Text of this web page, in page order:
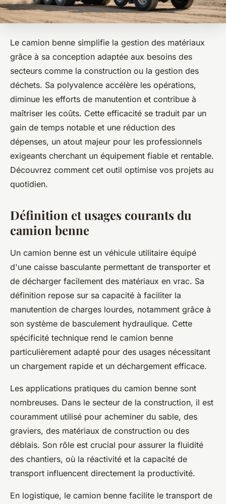
Le camion benne simplifie la gestion des matériaux
grâce à sa conception adaptée aux besoins des
secteurs comme la construction ou la gestion des
déchets. Sa polyvalence accélère les opérations,
diminue les efforts de manutention et contribue à
maîtriser les coûts. Cette efficacité se traduit par un
gain de temps notable et une réduction des
dépenses, un atout majeur pour les professionnels
exigeants cherchant un équipement fiable et rentable.
Découvrez comment cet outil optimise vos projets au
quotidien.
Définition et usages courants du
camion benne
Un camion benne est un véhicule utilitaire équipé
d'une caisse basculante permettant de transporter et
de décharger facilement des matériaux en vrac. Sa
définition repose sur sa capacité à faciliter la
manutention de charges lourdes, notamment grâce à
son système de basculement hydraulique. Cette
spécificité technique rend le camion benne
particulièrement adapté pour des usages nécessitant
un chargement rapide et un déchargement efficace.
Les applications pratiques du camion benne sont
nombreuses. Dans le secteur de la construction, il est
couramment utilisé pour acheminer du sable, des
graviers, des matériaux de construction ou des
déblais. Son rôle est crucial pour assurer la fluidité
des chantiers, où la réactivité et la capacité de
transport influencent directement la productivité.
En logistique, le camion benne facilite le transport de